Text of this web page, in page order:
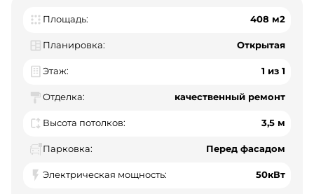
Площадь: 408 м2
Планировка: Открытая
Этаж: 1 из 1
Отделка: качественный ремонт
Высота потолков: 3,5 м
Парковка: Перед фасадом
Электрическая мощность: 50кВт